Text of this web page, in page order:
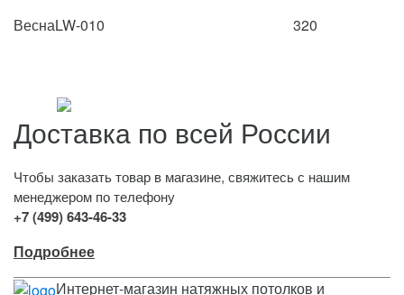
ВеснаLW-010
320
Доставка по всей России
Чтобы заказать товар в магазине, свяжитесь с нашим
менеджером по телефону
+7 (499) 643-46-33
Подробнее
Интернет-магазин натяжных потолков и